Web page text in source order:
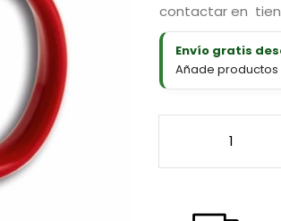
contactar en
Envío gratis
Añade productos